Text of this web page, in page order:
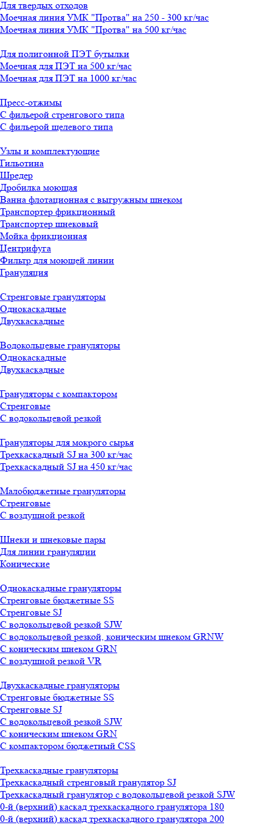
Для твердых отходов
Моечная линия УМК "Протва" на 250 - 300 кг/час
Моечная линия УМК "Протва" на 500 кг/час
Для полигонной ПЭТ бутылки
Моечная для ПЭТ на 500 кг/час
Моечная для ПЭТ на 1000 кг/час
Пресс-отжимы
С фильерой стренгового типа
С фильерой щелевого типа
Узлы и комплектующие
Гильотина
Шредер
Дробилка моющая
Ванна флотационная с выгружным шнеком
Транспортер фрикционный
Транспортер шнековый
Мойка фрикционная
Центрифуга
Фильтр для моющей линии
Грануляция
Стренговые грануляторы
Однокаскадные
Двухкаскадные
Водокольцевые грануляторы
Однокаскадные
Двухкаскадные
Грануляторы с компактором
Стренговые
С водокольцевой резкой
Грануляторы для мокрого сырья
Трехкаскадный SJ на 300 кг/час
Трехкаскадный SJ на 450 кг/час
Малобюджетные грануляторы
Стренговые
С воздушной резкой
Шнеки и шнековые пары
Для линии грануляции
Конические
Однокаскадные грануляторы
Стренговые бюджетные SS
Стренговые SJ
С водокольцевой резкой SJW
С водокольцевой резкой, коническим шнеком GRNW
С коническим шнеком GRN
С воздушной резкой VR
Двухкаскадные грануляторы
Стренговые бюджетные SS
Стренговые SJ
С водокольцевой резкой SJW
С коническим шнеком GRN
С компактором бюджетный CSS
Трехкаскадные грануляторы
Трехкаскадный стренговый гранулятор SJ
Трехкаскадный гранулятор с водокольцевой резкой SJW
0-й (верхний) каскад трехкаскадного гранулятора 180
0-й (верхний) каскад трехкаскадного гранулятора 200